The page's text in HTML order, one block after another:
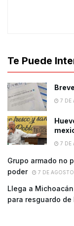
Te Puede
7 DE
7 DE
Grupo armado no
poder
7 DE
Llega a
para resguardo